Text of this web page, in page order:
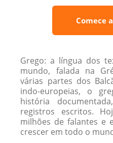
Comece
Grego: a língua dos
mundo, falada na
várias partes dos
indo-europeias, o
história
registros escritos.
milhões de falantes e
crescer em todo o